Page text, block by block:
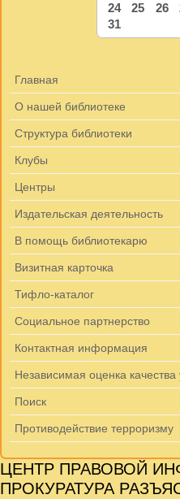
24
25 26
31
Главная
О нашей библиотеке
Структура библиотеки
Клубы
Центры
Издательская деятельность
В помощь библиотекарю
Визитная карточка
Тифло-каталог
Социальное партнерство
Контактная информация
Независимая оценка качества
Поиск
Противодействие терроризму
ЦЕНТР ПРАВОВОЙ
ПРОКУРАТУРА